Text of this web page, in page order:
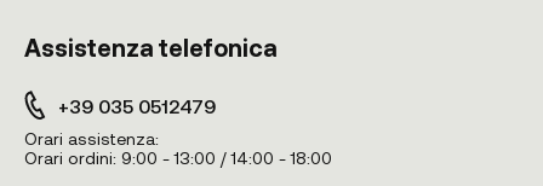
Assistenza telefonica
+39 035 0512479
Orari assistenza:
Orari ordini: 9:00 - 13:00 / 14:00 - 18:00